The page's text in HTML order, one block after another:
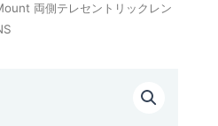
両側テレセントリックレン